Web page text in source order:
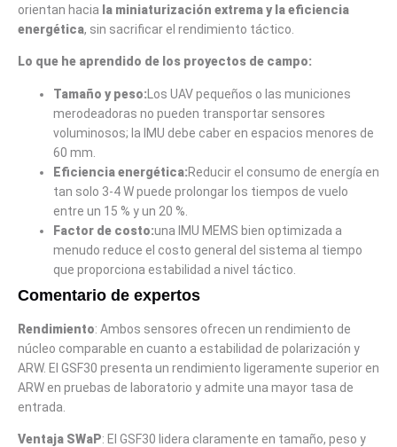
orientan hacia la miniaturización extrema y la eficiencia
energética, sin sacrificar el rendimiento táctico.
Lo que he aprendido de los proyectos de campo:
Tamaño y peso:Los UAV pequeños o las municiones
merodeadoras no pueden transportar sensores
voluminosos; la IMU debe caber en espacios menores de
60 mm.
Eficiencia energética:Reducir el consumo de energía en
tan solo 3-4 W puede prolongar los tiempos de vuelo
entre un 15 % y un 20 %.
Factor de costo:una IMU MEMS bien optimizada a
menudo reduce el costo general del sistema al tiempo
que proporciona estabilidad a nivel táctico.
Comentario de expertos
Rendimiento: Ambos sensores ofrecen un rendimiento de
núcleo comparable en cuanto a estabilidad de polarización y
ARW. El GSF30 presenta un rendimiento ligeramente superior en
ARW en pruebas de laboratorio y admite una mayor tasa de
entrada.
Ventaja SWaP: El GSF30 lidera claramente en tamaño, peso y